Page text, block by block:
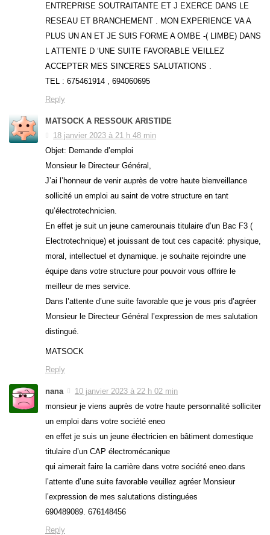
ENTREPRISE SOUTRAITANTE ET J EXERCE DANS LE
RESEAU ET BRANCHEMENT . MON EXPERIENCE VA A
PLUS UN AN ET JE SUIS FORME A OMBE -( LIMBE) DANS
L ATTENTE D ‘UNE SUITE FAVORABLE VEILLEZ
ACCEPTER MES SINCERES SALUTATIONS .
TEL : 675461914 , 694060695
Reply
MATSOCK A RESSOUK ARISTIDE
18 janvier 2023 à 21 h 48 min
Objet: Demande d’emploi
Monsieur le Directeur Général,
J’ai l’honneur de venir auprès de votre haute bienveillance
sollicité un emploi au saint de votre structure en tant
qu’électrotechnicien.
En effet je suit un jeune camerounais titulaire d’un Bac F3 (
Electrotechnique) et jouissant de tout ces capacité: physique,
moral, intellectuel et dynamique. je souhaite rejoindre une
équipe dans votre structure pour pouvoir vous offrire le
meilleur de mes service.
Dans l’attente d’une suite favorable que je vous pris d’agréer
Monsieur le Directeur Général l’expression de mes salutation
distingué.
MATSOCK
Reply
nana
10 janvier 2023 à 22 h 02 min
monsieur je viens auprès de votre haute personnalité solliciter
un emploi dans votre société eneo
en effet je suis un jeune électricien en bâtiment domestique
titulaire d’un CAP électromécanique
qui aimerait faire la carrière dans votre société eneo.dans
l’attente d’une suite favorable veuillez agréer Monsieur
l’expression de mes salutations distinguées
690489089. 676148456
Reply